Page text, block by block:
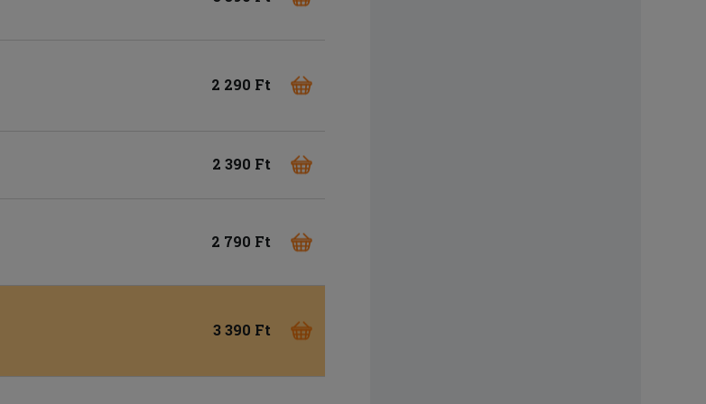
2 290 Ft
2 390 Ft
2 790 Ft
3 390 Ft